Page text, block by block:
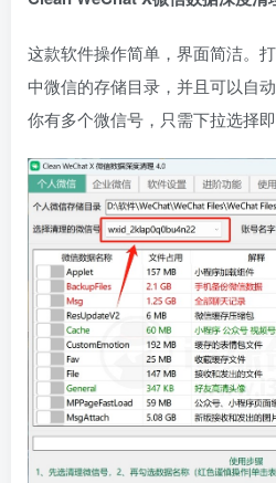
这款软件操作简单，界面简洁。
中微信的存储目录，并且可以自
你有多个微信号，只需下拉选择即